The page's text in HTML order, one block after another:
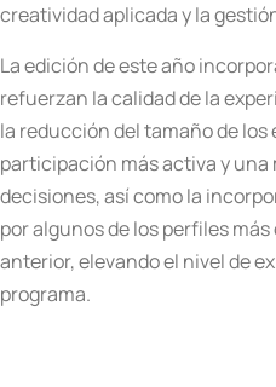
creatividad aplicada y la
La edición de este año
refuerzan la calidad de la
la reducción del tamaño de
participación más activa y
decisiones, así como la
por algunos de los perfiles
anterior, elevando el nivel de
programa.